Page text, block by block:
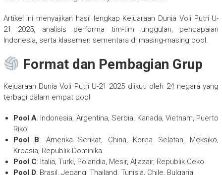
Artikel ini menyajikan hasil lengkap Kejuaraan Dunia Voli Putri U-
21 2025, analisis performa tim-tim unggulan, pencapaian
Indonesia, serta klasemen sementara di masing-masing pool.
Format dan Pembagian Grup
Kejuaraan Dunia Voli Putri U-21 2025 diikuti oleh 24 negara yang
terbagi dalam empat pool:
Pool A: Indonesia, Argentina, Serbia, Kanada, Vietnam, Puerto
Riko
Pool B: Amerika Serikat, China, Korea Selatan, Meksiko,
Kroasia, Republik Dominika
Pool C: Italia, Turki, Polandia, Mesir, Aljazair, Republik Ceko
Pool D: Brasil, Jepang, Thailand, Tunisia, Chile, Bulgaria